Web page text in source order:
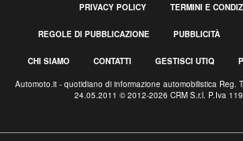
PRIVACY POLICY TERMINI E
REGOLE DI PUBBLICAZIONE PUBBLICITÀ
CHI SIAMO CONTATTI GESTISCI UTIQ
Automoto.it - quotidiano di informazione automobilistica Reg.
24.05.2011 © 2012-2026 CRM S.r.l. P.Iva